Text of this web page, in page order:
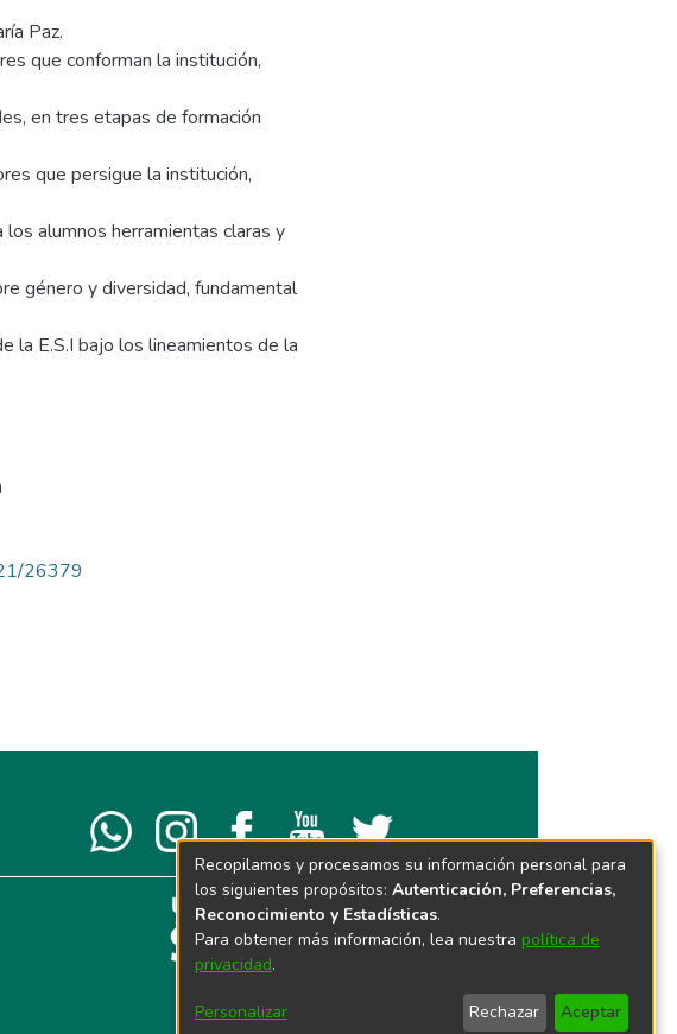
Paz.
que conforman la institución,
en tres etapas de formación
que persigue la institución,
alumnos herramientas claras y
género y diversidad, fundamental
la E.S.I bajo los lineamientos de la
26379
Recopilamos y procesamos su información personal para
los siguientes propósitos: Autenticación, Preferencias,
Reconocimiento y Estadísticas.
Para obtener más información, lea nuestra política de
privacidad.
Personalizar Rechazar Aceptar